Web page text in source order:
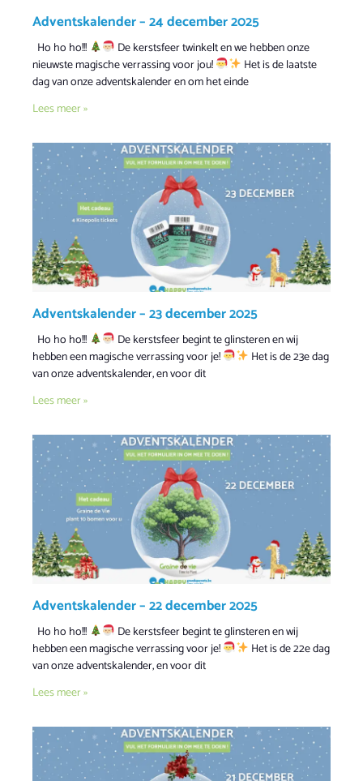
Adventskalender – 24 december 2025
Ho ho ho!!!
De kerstsfeer twinkelt en we hebben onze
nieuwste magische verrassing voor jou!
Het is de laatste
dag van onze adventskalender en om het einde
Lees meer »
Adventskalender – 23 december 2025
Ho ho ho!!!
De kerstsfeer begint te glinsteren en wij
hebben een magische verrassing voor je!
Het is de 23e dag
van onze adventskalender, en voor dit
Lees meer »
Adventskalender – 22 december 2025
Ho ho ho!!!
De kerstsfeer begint te glinsteren en wij
hebben een magische verrassing voor je!
Het is de 22e dag
van onze adventskalender, en voor dit
Lees meer »